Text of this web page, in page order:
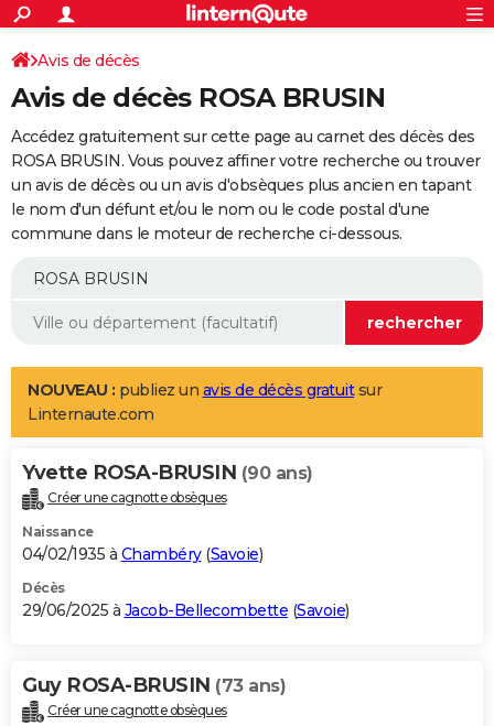
ACTUALITÉS
Politique
Société
Faits Divers
Education
Monde
Villes
+
SPORT
Coupe du monde 2026
Football
Tennis
Cyclisme
Rugby
Forum
Programme TV
TNT
Streaming
Cinéma
Sorties cinéma
Musique
+
FINANCE
Impôts
Immobilier
Risques naturels par ville
Banque
Assurance
Crédit
AUTO
Essais
Réserver un essai
Citadines
Berlines
SUV
Forum auto
+
Mobiles
Meilleur smartphone
Internet
Ordinateurs
Jeux vidéo
Guide high-tech
Aménagement intérieur
LIFESTYLE
Art de vivre
Bien-être
Loisirs
Mode
Modes de vie
Alimentation
Guide de la santé
Maladies
Médicaments
Sommeil
VOYAGE
Destinations
City break
Voyage nature
Voyage de noces
Forum
Climat
+PHOTO
GUIDES D'ACHAT
BONS PLANS
Carte de Noël
Carte Bonne année
Carte Saint-Valentin
Carte Pâques
Carte d'anniversaire
DICTIONNAIRE
Avis de décès
Avis de décès ROSA BRUSIN
Accédez gratuitement sur cette page au carnet des décès des
ROSA BRUSIN. Vous pouvez affiner votre recherche ou trouver
un avis de décès ou un avis d'obsèques plus ancien en tapant
le nom d'un défunt et/ou le nom ou le code postal d'une
commune dans le moteur de recherche ci-dessous.
NOUVEAU : publiez un avis de décès gratuitsur
Linternaute.com
Yvette ROSA-BRUSIN (90 ans)
Créer une cagnotte obsèques
Naissance
04/02/1935 à Chambéry(Savoie)
Décès
29/06/2025 à Jacob-Bellecombette (Savoie)
Guy ROSA-BRUSIN (73 ans)
Créer une cagnotte obsèques